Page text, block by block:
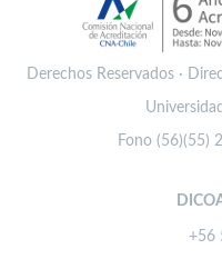
Derechos Reservados ·
Fono (56)(55)
+56